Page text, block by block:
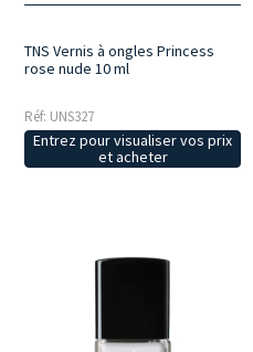
TNS Vernis à ongles Princess
rose nude 10 ml
Réf: UNS327
Entrez pour visualiser vos prix
et acheter